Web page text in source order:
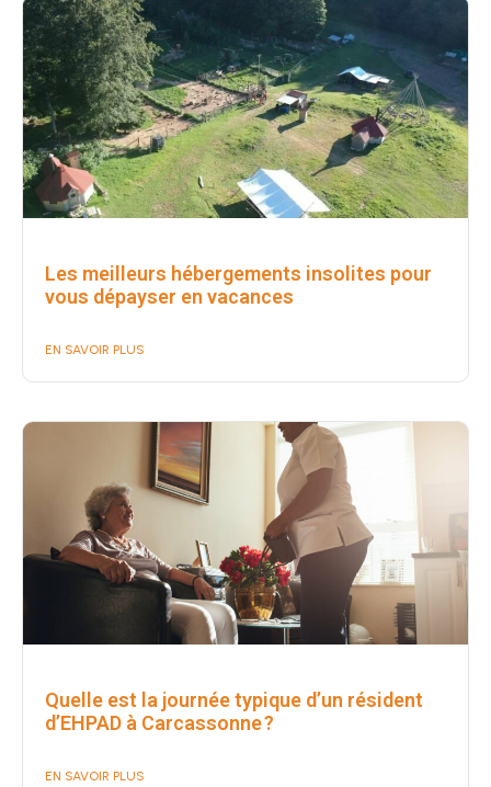
Les meilleurs hébergements insolites pour
vous dépayser en vacances
EN SAVOIR PLUS
Quelle est la journée typique d’un résident
d’EHPAD à Carcassonne ?
EN SAVOIR PLUS